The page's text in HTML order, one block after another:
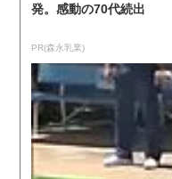
発。感動の70代続出
PR(森永乳業)